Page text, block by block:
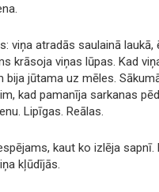
viņa atradās saulainā laukā,
krāsoja viņas lūpas. Kad
bija jūtama uz mēles.
kad pamanīja sarkanas
Lipīgas. Reālas.
kaut ko izlēja sapnī.
kļūdījās.